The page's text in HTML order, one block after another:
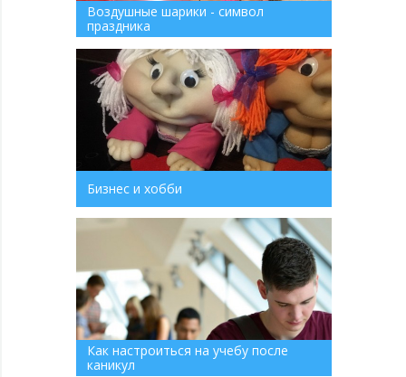
Воздушные шарики - символ
праздника
Бизнес и хобби
Как настроиться на учебу после
каникул